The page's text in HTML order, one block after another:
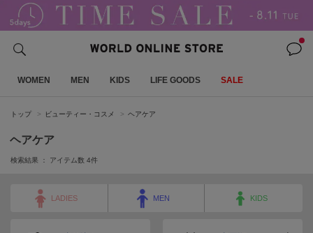
WOMEN MEN KIDS LIFE GOODS SALE
トップ ビューティー・コスメ ヘアケア
ヘアケア
検索結果 ： アイテム数 4件
LADIES MEN KIDS